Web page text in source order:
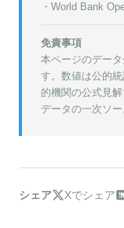
・World Bank
免責事項
本ページのデー
す。数値は公的
的機関の公式見
データの一次ソー
シェア Xでシェア